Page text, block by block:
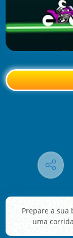
Prepare a sua
uma